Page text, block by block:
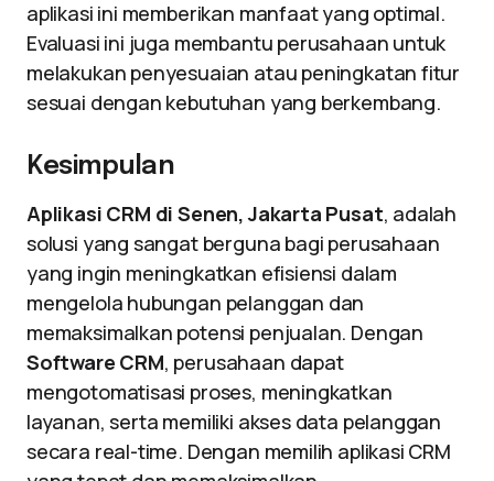
aplikasi ini memberikan manfaat yang optimal.
Evaluasi ini juga membantu perusahaan untuk
melakukan penyesuaian atau peningkatan fitur
sesuai dengan kebutuhan yang berkembang.
Kesimpulan
Aplikasi CRM di Senen, Jakarta Pusat, adalah
solusi yang sangat berguna bagi perusahaan
yang ingin meningkatkan efisiensi dalam
mengelola hubungan pelanggan dan
memaksimalkan potensi penjualan. Dengan
Software CRM, perusahaan dapat
mengotomatisasi proses, meningkatkan
layanan, serta memiliki akses data pelanggan
secara real-time. Dengan memilih aplikasi CRM